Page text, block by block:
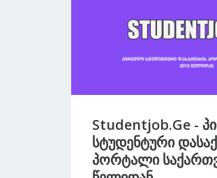
Studentjob.ge -
Სტუდენტური
Პორტალი